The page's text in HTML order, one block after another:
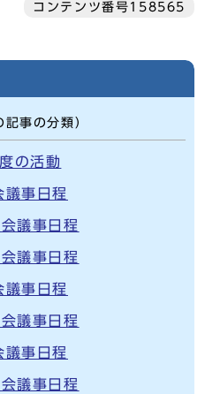
コンテンツ番号158565
記事の分類）
の活動
事日程
議事日程
議事日程
事日程
議事日程
事日程
議事日程